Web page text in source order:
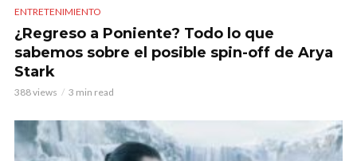
ENTRETENIMIENTO
¿Regreso a Poniente? Todo lo que
sabemos sobre el posible spin-off de Arya
Stark
388 views 3 min read